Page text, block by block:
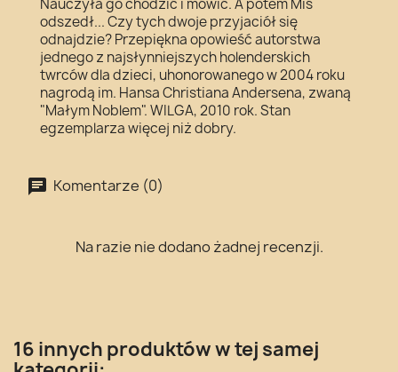
Nauczyła go chodzić i mówić. A potem Miś
odszedł... Czy tych dwoje przyjaciół się
odnajdzie? Przepiękna opowieść autorstwa
jednego z najsłynniejszych holenderskich
twrców dla dzieci, uhonorowanego w 2004 roku
nagrodą im. Hansa Christiana Andersena, zwaną
"Małym Noblem". WILGA, 2010 rok. Stan
egzemplarza więcej niż dobry.
Komentarze (0)
Na razie nie dodano żadnej recenzji.
16 innych produktów w tej samej